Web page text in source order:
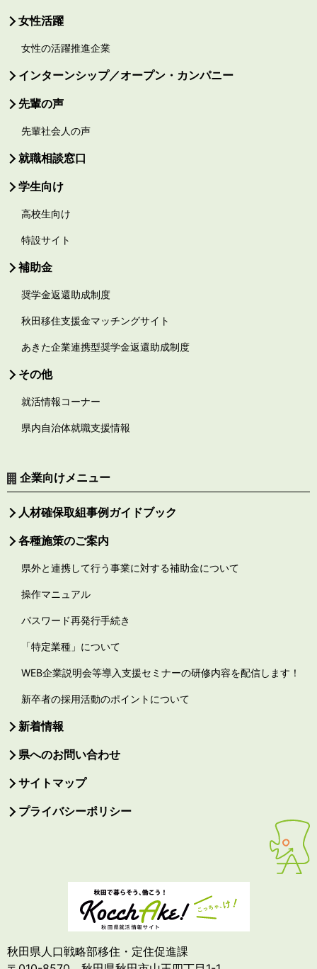
女性活躍
女性の活躍推進企業
インターンシップ／オープン・カンパニー
先輩の声
先輩社会人の声
就職相談窓口
学生向け
高校生向け
特設サイト
補助金
奨学金返還助成制度
秋田移住支援金マッチングサイト
あきた企業連携型奨学金返還助成制度
その他
就活情報コーナー
県内自治体就職支援情報
企業向けメニュー
人材確保取組事例ガイドブック
各種施策のご案内
県外と連携して行う事業に対する補助金について
操作マニュアル
パスワード再発行手続き
「特定業種」について
WEB企業説明会等導入支援セミナーの研修内容を配信します！
新卒者の採用活動のポイントについて
新着情報
県へのお問い合わせ
サイトマップ
プライバシーポリシー
秋田県人口戦略部移住・定住促進課